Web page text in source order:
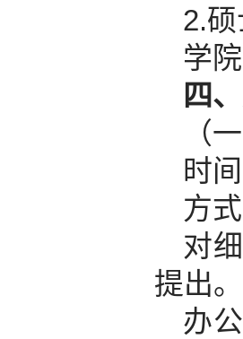
2.
学
四
（
时
方
对
提出。
办